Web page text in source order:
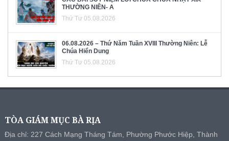
THƯỜNG NIÊN- A
Thứ Tư 05.08.2026
06.08.2026 – Thứ Năm Tuần XVIII Thường Niên: Lễ
Chúa Hiển Dung
Thứ Tư 05.08.2026
TÒA GIÁM MỤC BÀ RỊA
Địa chỉ: 227 Cách Mạng Tháng Tám, Phường Phước Hiệp, Thành